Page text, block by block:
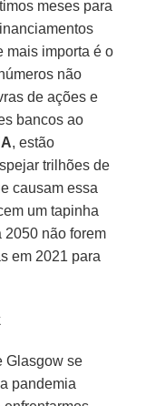
meses para
mais importa é o
não
de ações e
bancos ao
, estão
trilhões de
causam essa
um tapinha
2050 não forem
em 2021 para
Glasgow se
pandemia